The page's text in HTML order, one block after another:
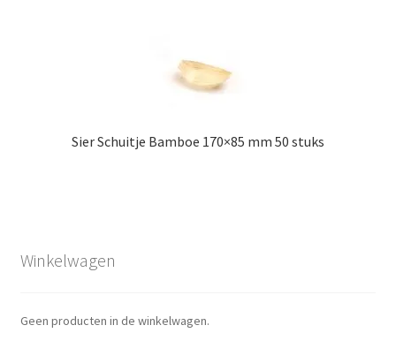
Sier Schuitje Bamboe 170×85 mm 50 stuks
Winkelwagen
Geen producten in de winkelwagen.